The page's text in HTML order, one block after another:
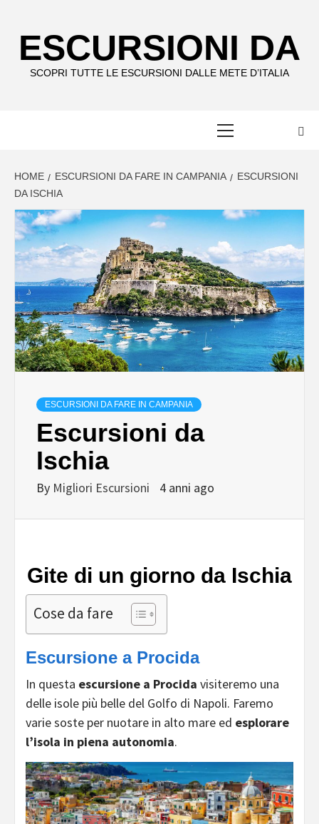
contentESCURSIONI DA
SCOPRI TUTTE LE ESCURSIONI DALLE METE D’ITALIA
HOME ESCURSIONI DA FARE IN CAMPANIA
ESCURSIONI
DA ISCHIA
ESCURSIONI DA FARE IN CAMPANIA
Escursioni da
Ischia
By Migliori Escursioni 4 anni ago
Gite di un giorno da Ischia
Cose da fare
Escursione a Procida
In questa escursione a Procida visiteremo una
delle isole più belle del Golfo di Napoli. Faremo
varie soste per nuotare in alto mare ed esplorare
l’isola in piena autonomia.